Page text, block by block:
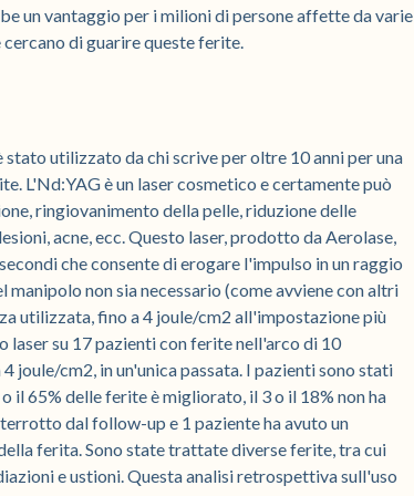
un vantaggio per i milioni di persone affette da varie
di guarire queste ferite.
utilizzato da chi scrive per oltre 10 anni per una
L'Nd:YAG è un laser cosmetico e certamente può
ringiovanimento della pelle, riduzione delle
acne, ecc. Questo laser, prodotto da Aerolase,
che consente di erogare l'impulso in un raggio
non sia necessario (come avviene con altri
utilizzata, fino a 4 joule/cm2 all'impostazione più
laser su 17 pazienti con ferite nell'arco di 10
cm2, in un'unica passata. I pazienti sono stati
65% delle ferite è migliorato, il 3 o il 18% non ha
dal follow-up e 1 paziente ha avuto un
ferita. Sono state trattate diverse ferite, tra cui
e ustioni. Questa analisi retrospettiva sull'uso